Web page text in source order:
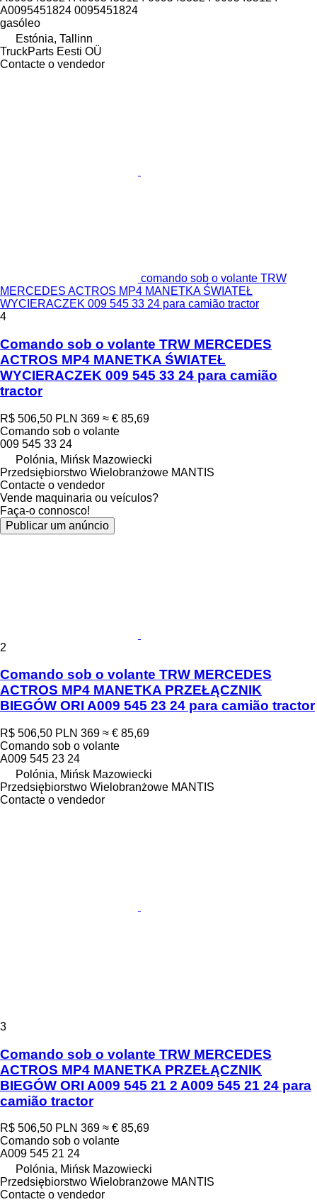
A0095451824 0095451824
gasóleo
Estónia, Tallinn
TruckParts Eesti OÜ
Contacte o vendedor
comando sob o volante TRW
MERCEDES ACTROS MP4 MANETKA ŚWIATEŁ
WYCIERACZEK 009 545 33 24 para camião tractor
4
Comando sob o volante TRW MERCEDES
ACTROS MP4 MANETKA ŚWIATEŁ
WYCIERACZEK 009 545 33 24 para camião
tractor
R$ 506,50 PLN 369 ≈ € 85,69
Comando sob o volante
009 545 33 24
Polónia, Mińsk Mazowiecki
Przedsiębiorstwo Wielobranżowe MANTIS
Contacte o vendedor
Vende maquinaria ou veículos?
Faça-o connosco!
Publicar um anúncio
2
Comando sob o volante TRW MERCEDES
ACTROS MP4 MANETKA PRZEŁĄCZNIK
BIEGÓW ORI A009 545 23 24 para camião tractor
R$ 506,50 PLN 369 ≈ € 85,69
Comando sob o volante
A009 545 23 24
Polónia, Mińsk Mazowiecki
Przedsiębiorstwo Wielobranżowe MANTIS
Contacte o vendedor
3
Comando sob o volante TRW MERCEDES
ACTROS MP4 MANETKA PRZEŁĄCZNIK
BIEGÓW ORI A009 545 21 2 A009 545 21 24 para
camião tractor
R$ 506,50 PLN 369 ≈ € 85,69
Comando sob o volante
A009 545 21 24
Polónia, Mińsk Mazowiecki
Przedsiębiorstwo Wielobranżowe MANTIS
Contacte o vendedor